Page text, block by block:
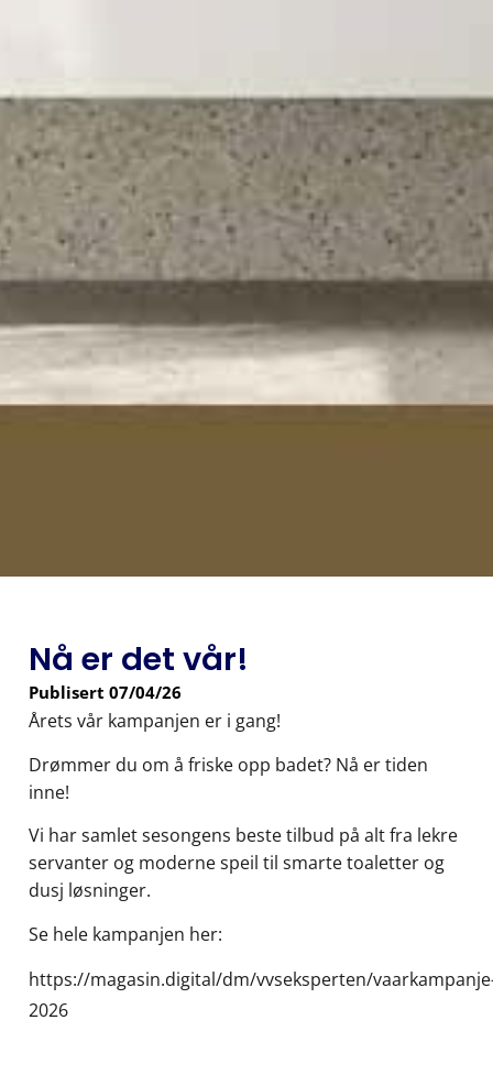
Nå er det vår!
Publisert 07/04/26
Årets vår kampanjen er i gang!
Drømmer du om å friske opp badet? Nå er tiden
inne!
Vi har samlet sesongens beste tilbud på alt fra lekre
servanter og moderne speil til smarte toaletter og
dusj løsninger.
Se hele kampanjen her:
https://magasin.digital/dm/vvseksperten/
2026